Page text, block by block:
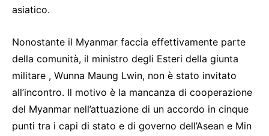
asiatico.
Nonostante il Myanmar faccia effettivamente parte
della comunità, il ministro degli Esteri della giunta
militare , Wunna Maung Lwin, non è stato invitato
all’incontro. Il motivo è la mancanza di cooperazione
del Myanmar nell’attuazione di un accordo in cinque
punti tra i capi di stato e di governo dell’Asean e Min